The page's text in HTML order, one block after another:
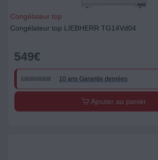
Congélateur top
Congélateur top LIEBHERR TG14Vd04
549€
10 ans Garantie denrées
Ajouter au panier